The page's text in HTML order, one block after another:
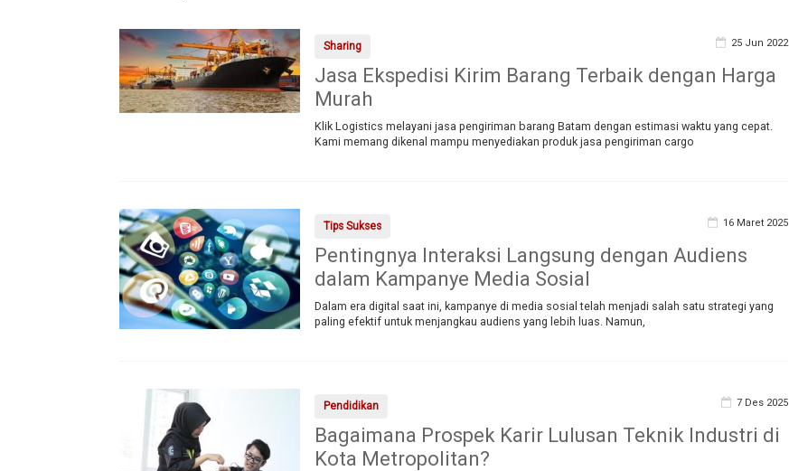
Sharing 25 Jun 2022
Jasa Ekspedisi Kirim Barang Terbaik dengan Harga
Murah
Klik Logistics melayani jasa pengiriman barang Batam dengan estimasi waktu yang cepat.
Kami memang dikenal mampu menyediakan produk jasa pengiriman cargo
Tips Sukses 16 Maret 2025
Pentingnya Interaksi Langsung dengan Audiens
dalam Kampanye Media Sosial
Dalam era digital saat ini, kampanye di media sosial telah menjadi salah satu strategi yang
paling efektif untuk menjangkau audiens yang lebih luas. Namun,
Pendidikan 7 Des 2025
Bagaimana Prospek Karir Lulusan Teknik Industri di
Kota Metropolitan?